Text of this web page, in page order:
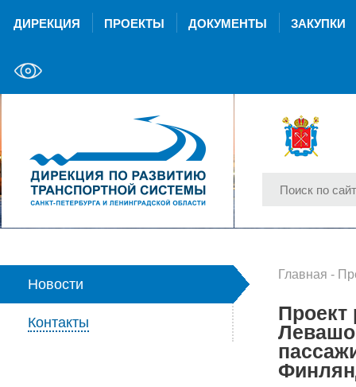
ДИРЕКЦИЯ ПРОЕКТЫ ДОКУМЕНТЫ ЗАКУПКИ
Новости
Контакты
Главная -
Проект